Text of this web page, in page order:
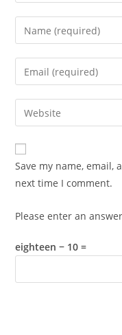
Enter
your
name
comment
Enter
your
email
address
comment
Enter
your
website
URL
(optional)
Save my name,
next time I comment.
Please enter an
eighteen − 10 =